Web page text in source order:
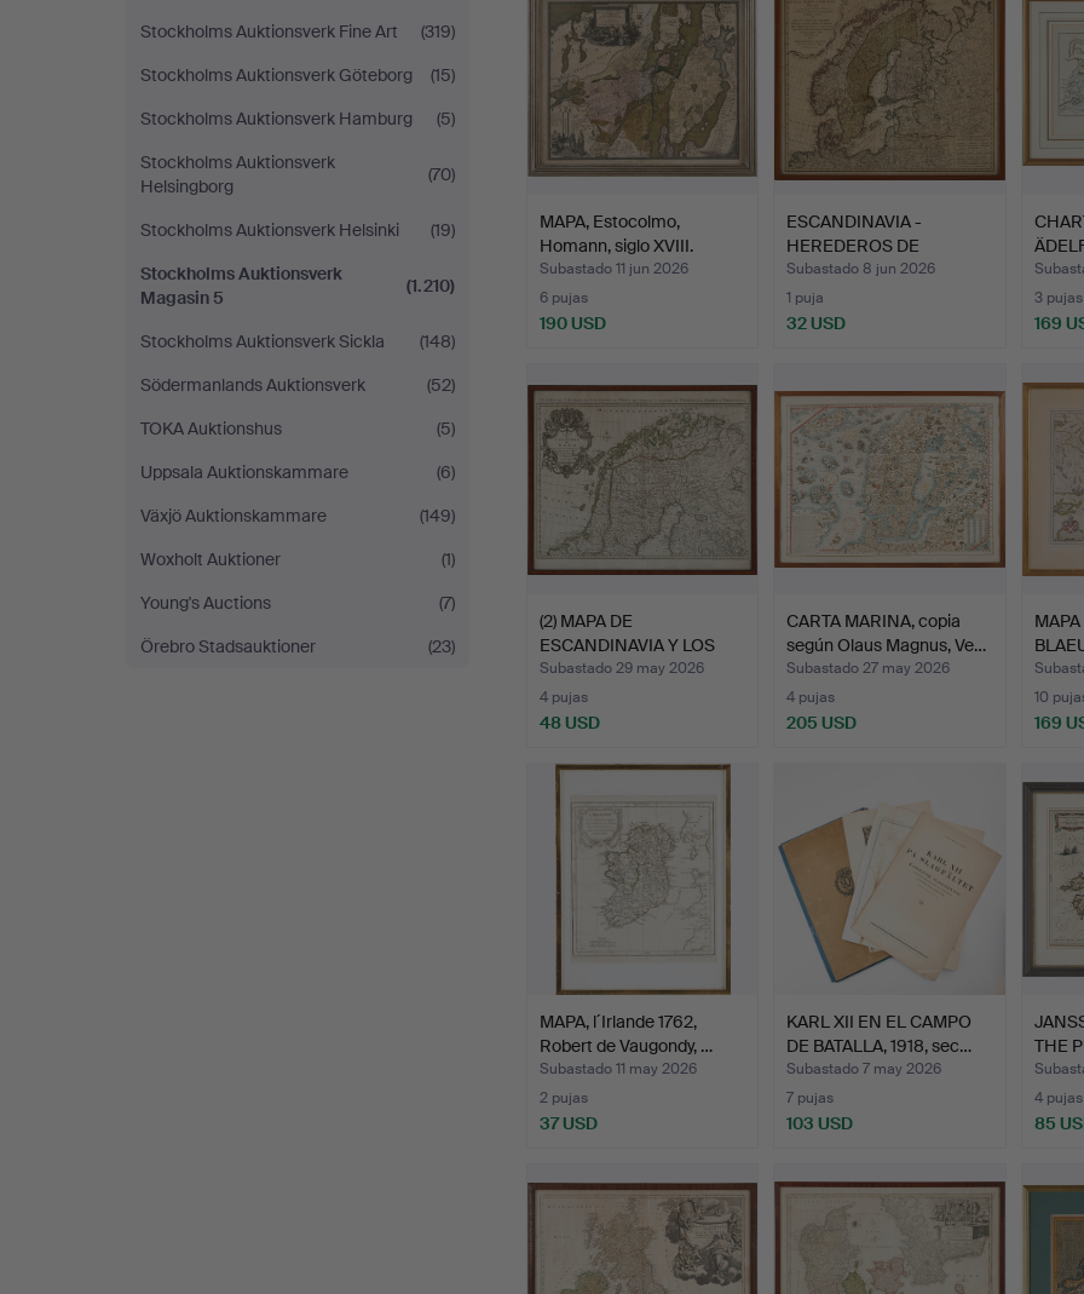
Stockholms Auktionsverk Fine Art
(319)
Stockholms Auktionsverk Göteborg
(15)
Stockholms Auktionsverk Hamburg
(5)
Stockholms Auktionsverk
Helsingborg
(70)
Stockholms Auktionsverk Helsinki
(19)
Stockholms Auktionsverk
Magasin 5
(1.210)
Stockholms Auktionsverk Sickla
(148)
Södermanlands Auktionsverk
(52)
TOKA Auktionshus
(5)
Uppsala Auktionskammare
(6)
Växjö Auktionskammare
(149)
Woxholt Auktioner
(1)
Young's Auctions
(7)
Örebro Stadsauktioner
(23)
MAPA, Estocolmo,
Homann, siglo XVIII.
Subastado 11 jun 2026
6 pujas
190 USD
ESCANDINAVIA -
HEREDEROS DE
HOMANN. Scandi…
Subastado 8 jun 2026
1 puja
32 USD
3 pujas
169
(2) MAPA DE
ESCANDINAVIA Y LOS
PAÍSES BÁLT…
Subastado 29 may 2026
4 pujas
48 USD
CARTA MARINA, copia
según Olaus Magnus, Ve…
Subastado 27 may 2026
4 pujas
205 USD
10
169
MAPA, l´Irlande 1762,
Robert de Vaugondy, …
Subastado 11 may 2026
2 pujas
37 USD
KARL XII EN EL CAMPO
DE BATALLA, 1918, sec…
Subastado 7 may 2026
7 pujas
103 USD
THE
4 pujas
85